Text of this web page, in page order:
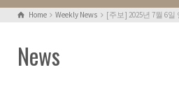
Home Weekly News [주보] 2025년 7월 6일
News